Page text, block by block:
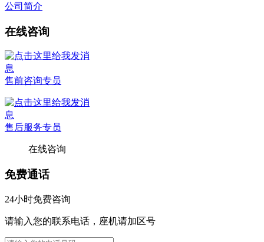
公司简介
在线咨询
售前咨询专员
售后服务专员
在线咨询
免费通话
24小时免费咨询
请输入您的联系电话，座机请加区号